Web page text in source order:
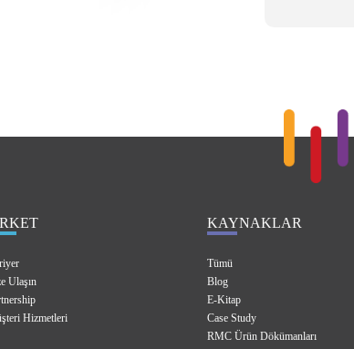
Ulaşın
Hizmetleri
KAYNAKLAR
Tümü
Blog
E-Kitap
Case Study
RMC Ürün Dökümanları